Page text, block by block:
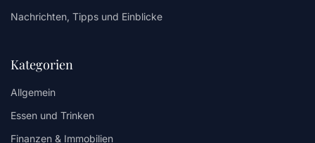
Nachrichten, Tipps und Einblicke
Kategorien
Allgemein
Essen und Trinken
Finanzen & Immobilien